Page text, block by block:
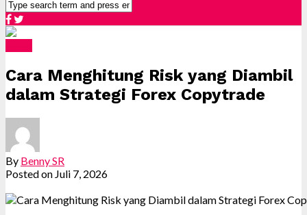
Cara Menghitung Risk yang Diambil
dalam Strategi Forex Copytrade
By Benny SR
Posted on Juli 7, 2026